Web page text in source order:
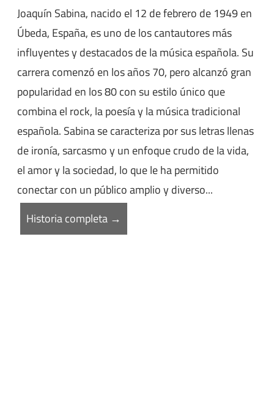
Joaquín Sabina, nacido el 12 de febrero de 1949 en
Úbeda, España, es uno de los cantautores más
influyentes y destacados de la música española. Su
carrera comenzó en los años 70, pero alcanzó gran
popularidad en los 80 con su estilo único que
combina el rock, la poesía y la música tradicional
española. Sabina se caracteriza por sus letras llenas
de ironía, sarcasmo y un enfoque crudo de la vida,
el amor y la sociedad, lo que le ha permitido
conectar con un público amplio y diverso...
Historia completa →